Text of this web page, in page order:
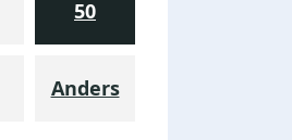
50
Anders